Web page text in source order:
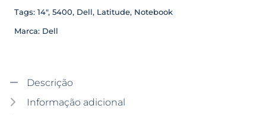
Tags: 14", 5400, Dell, Latitude, Notebook
Marca: Dell
Descrição
Informação adicional